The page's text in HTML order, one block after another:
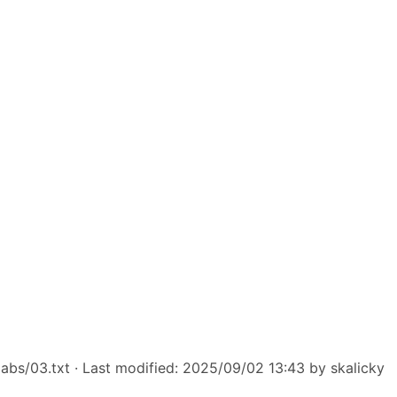
03.txt · Last modified: 2025/09/02 13:43 by skalicky